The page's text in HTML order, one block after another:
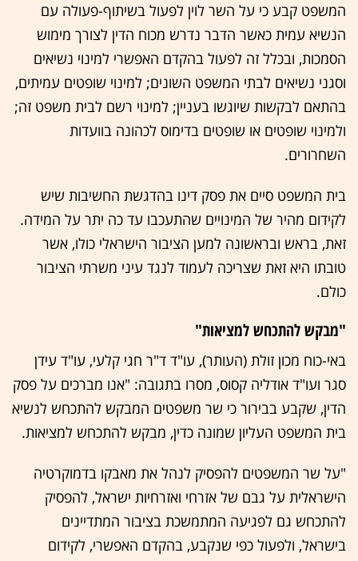
המשפט קבע כי על השר לוין לפעול בשיתוף-פעולה עם
הנשיא עמית כאשר הדבר נדרש מכוח הדין לצורך מימוש
הסמכות, ובכלל זה לפעול בהקדם האפשרי למינוי נשיאים
וסגני נשיאים לבתי המשפט השונים; למינוי שופטים עמיתים,
בהתאם לבקשות שיוגשו בעניין; למינוי רשם לבית משפט זה;
ולמינוי שופטים או שופטים בדימוס לכהונה בוועדות
השחרורים.
בית המשפט סיים את פסק דינו בהדגשת החשיבות שיש
לקידום מהיר של המינויים שהתעכבו עד כה יתר על המידה.
זאת, בראש ובראשונה למען הציבור הישראלי כולו, אשר
טובתו היא זאת שצריכה לעמוד לנגד עיני משרתי הציבור
כולם.
"מבקש להתכחש למציאות"
באי-כוח מכון זולת (העותר), עו"ד ד"ר חגי קלעי, עו"ד עידן
סגר ועו"ד אודליה קסוס, מסרו בתגובה: "אנו מברכים על פסק
הדין, שקבע בבירור כי שר משפטים המבקש להתכחש לנשיא
בית המשפט העליון שמונה כדין, מבקש להתכחש למציאות.
"על שר המשפטים להפסיק לנהל את מאבקו בדמוקרטיה
הישראלית על גבם של אזרחי ואזרחיות ישראל, להפסיק
להתכחש גם לפגיעה המתמשכת בציבור המתדיינים
בישראל, ולפעול כפי שנקבע, בהקדם האפשרי, לקידום